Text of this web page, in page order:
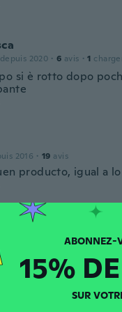
2020 · 6 avis · 1
si è rotto dopo
2016 · 19 avis
producto, igual a
2014 34 avis
richtig… eine
15%
SUR